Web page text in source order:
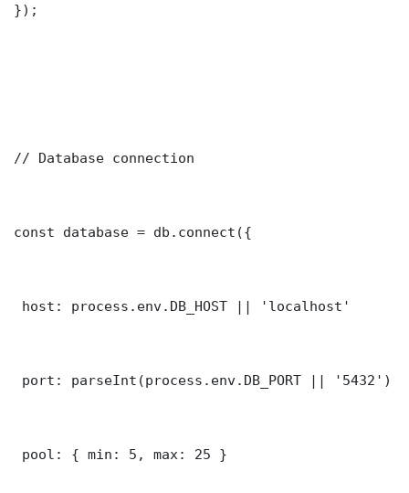
});
// Database connection
const database = db.connect({
host: process.env.DB_HOST || 'localhost'
port: parseInt(process.env.DB_PORT || '5432')
pool: { min: 5, max: 25 }